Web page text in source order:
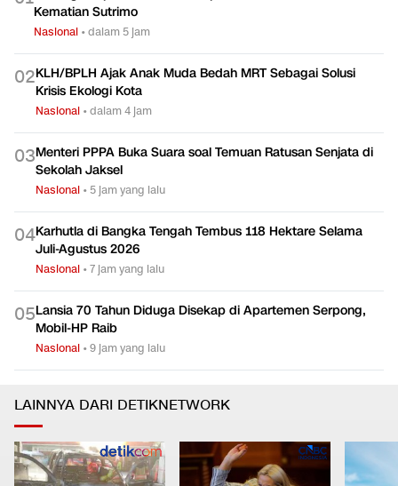
Kematian Sutrimo
Nasional •dalam 5 jam
02KLH/BPLH Ajak Anak Muda Bedah MRT Sebagai Solusi
Krisis Ekologi Kota
Nasional •dalam 4 jam
03Menteri PPPA Buka Suara soal Temuan Ratusan Senjata di
Sekolah Jaksel
Nasional • 5 jam yang lalu
04Karhutla di Bangka Tengah Tembus 118 Hektare Selama
Juli-Agustus 2026
Nasional •7 jam yang lalu
05Lansia 70 Tahun Diduga Disekap di Apartemen Serpong,
Mobil-HP Raib
Nasional •9 jam yang lalu
LAINNYA DARI DETIKNETWORK